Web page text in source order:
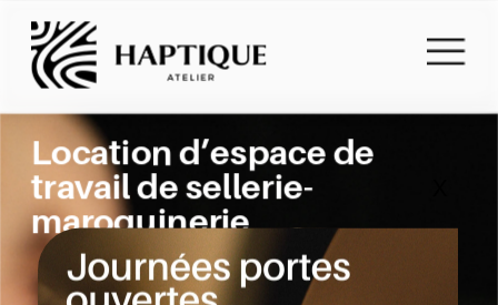
Location d’espace de
travail de sellerie-
maroquinerie